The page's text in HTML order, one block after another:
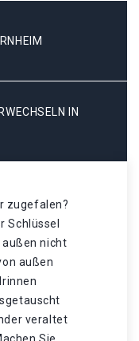
IN B
zugefalen?
Schlüssel
außen nicht
außen
veraltet